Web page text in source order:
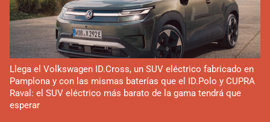
Llega el Volkswagen ID.Cross, un SUV eléctrico fabricado en
Pamplona y con las mismas baterías que el ID.Polo y CUPRA
Raval: el SUV eléctrico más barato de la gama tendrá que
esperar